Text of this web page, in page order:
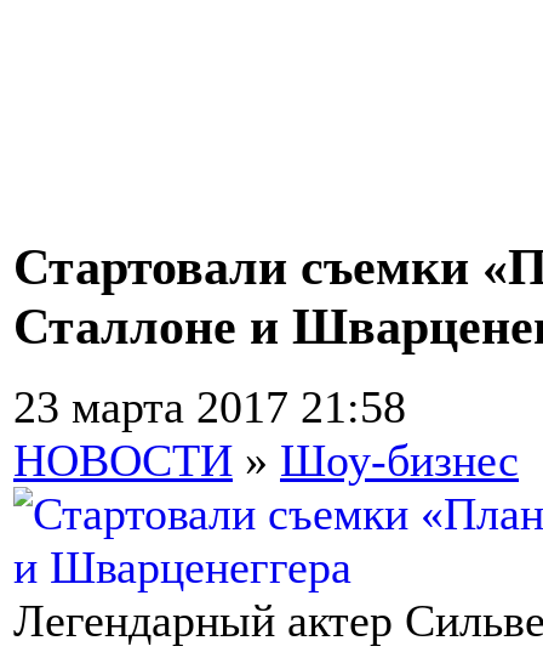
Стартовали съемки
Сталлоне и
23 марта 2017 21:58
НОВОСТИ » Шоу-бизнес
Легендарный актер